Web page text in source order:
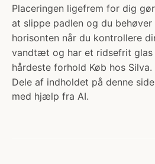
Placeringen ligefrem for dig
at slippe padlen og du
horisonten når du kontrollere
vandtæt og har et ridsefrit glas
hårdeste forhold Køb hos Silva.
Dele af indholdet på denne
med hjælp fra AI.